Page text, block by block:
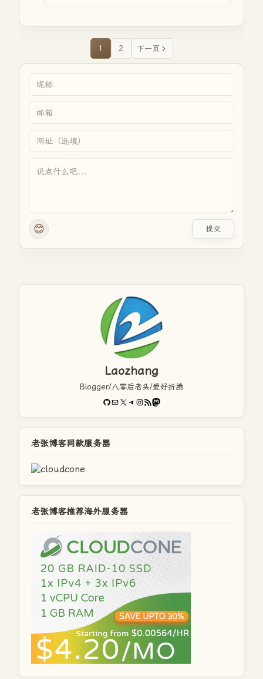
1 2 下一页
😊 提交
Laozhang
Blogger/八零后老头/爱好折腾
GitHub
电子邮件X Telegram
Instagram
RSS FeedMastodon
老张博客同款服务器
老张博客推荐海外服务器